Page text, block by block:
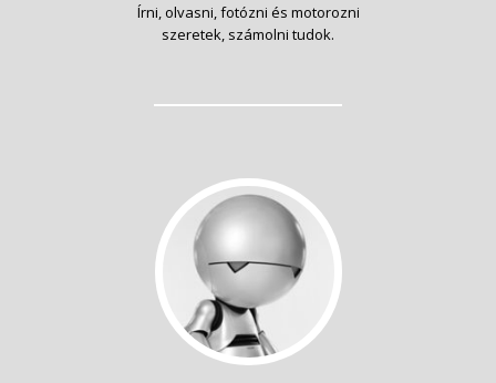
Írni, olvasni, fotózni és motorozni
szeretek, számolni tudok.